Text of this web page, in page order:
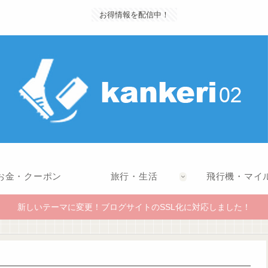
お得情報を配信中！
金・クーポン 旅行・生活 飛行機・マイ
新しいテーマに変更！ブログサイトのSSL化に対応しました！